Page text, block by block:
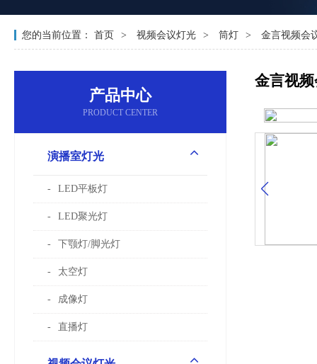
您的当前位置： 首页 视频会议灯光 筒灯 金言视频会
产品中心
PRODUCT CENTER
演播室灯光
LED平板灯
LED聚光灯
下颚灯/脚光灯
太空灯
成像灯
直播灯
金言视